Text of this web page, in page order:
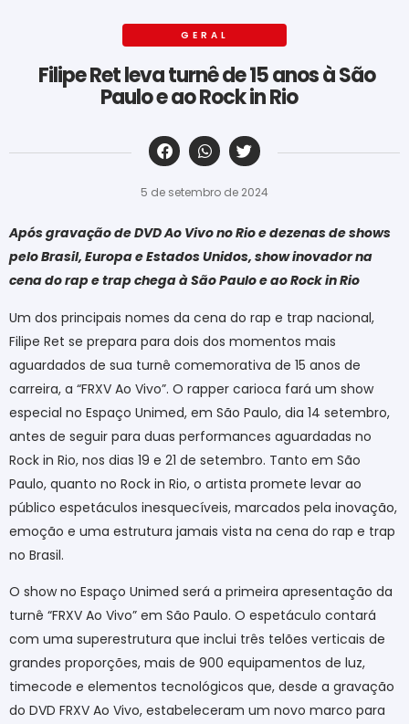
GERAL
Filipe Ret leva turnê de 15 anos à São
Paulo e ao Rock in Rio
‎ ‎ ‎ ‎ ‎ ‎ ‎ ‎ ‎ ‎ ‎ ‎ ‎ ‎ ‎ ‎ ‎ ‎ ‎ ‎ ‎ ‎ ‎ ‎ ‎ ‎ ‎ ‎ ‎ ‎ ‎
5 de setembro de 2024
Após gravação de DVD Ao Vivo no Rio e dezenas de shows
pelo Brasil, Europa e Estados Unidos, show inovador na
cena do rap e trap chega à São Paulo e ao Rock in Rio
Um dos principais nomes da cena do rap e trap nacional,
Filipe Ret se prepara para dois dos momentos mais
aguardados de sua turnê comemorativa de 15 anos de
carreira, a “FRXV Ao Vivo”. O rapper carioca fará um show
especial no Espaço Unimed, em São Paulo, dia 14 setembro,
antes de seguir para duas performances aguardadas no
Rock in Rio, nos dias 19 e 21 de setembro. Tanto em São
Paulo, quanto no Rock in Rio, o artista promete levar ao
público espetáculos inesquecíveis, marcados pela inovação,
emoção e uma estrutura jamais vista na cena do rap e trap
no Brasil.
O show no Espaço Unimed será a primeira apresentação da
turnê “FRXV Ao Vivo” em São Paulo. O espetáculo contará
com uma superestrutura que inclui três telões verticais de
grandes proporções, mais de 900 equipamentos de luz,
timecode e elementos tecnológicos que, desde a gravação
do DVD FRXV Ao Vivo, estabeleceram um novo marco para